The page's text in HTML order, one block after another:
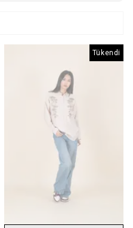
Tükendi